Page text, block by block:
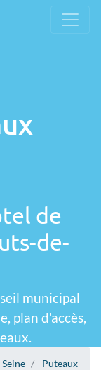
de
de-
municipal
plan d'accès,
Puteaux